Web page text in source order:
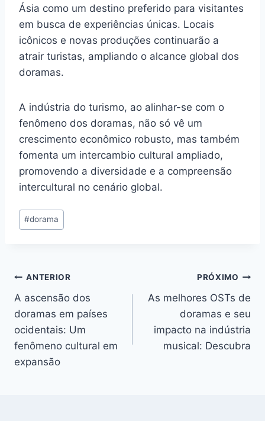
Ásia como um destino preferido para visitantes
em busca de experiências únicas. Locais
icônicos e novas produções continuarão a
atrair turistas, ampliando o alcance global dos
doramas.
A indústria do turismo, ao alinhar-se com o
fenômeno dos doramas, não só vê um
crescimento econômico robusto, mas também
fomenta um intercambio cultural ampliado,
promovendo a diversidade e a compreensão
intercultural no cenário global.
Tags
do
#dorama
Navegação
de
Post
ANTERIOR
A ascensão dos
doramas em países
ocidentais: Um
fenômeno cultural em
expansão
PRÓXIMO
As melhores OSTs de
doramas e seu
impacto na indústria
musical: Descubra